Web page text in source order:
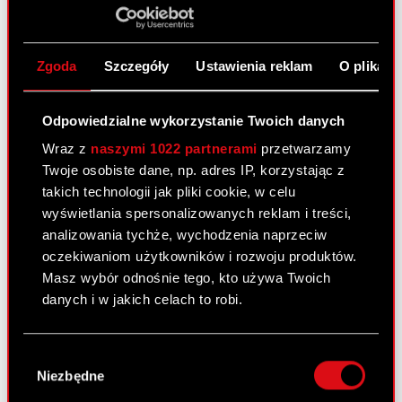
Zgoda Szczegóły Ustawienia reklam O
Odpowiedzialne wykorzystanie Twoich danych
Wraz z naszymi 1022 partnerami przetwarzamy
Twoje osobiste dane, np. adres IP, korzystając z
takich technologii jak pliki cookie, w celu
wyświetlania spersonalizowanych reklam i treści,
analizowania tychże, wychodzenia naprzeciw
oczekiwaniom użytkowników i rozwoju produktów.
Masz wybór odnośnie tego, kto używa Twoich
danych i w jakich celach to robi.
lokalizacji geograficznej z dokładnością nawet
zgody
Niezbędne
w Białymstoku i zajęcie wierzytelności.
Raport bieżący nr 2/2008
7 stycznia 2008 0:00
PDF
Terminy przekazywania raportów
okresowych w 2008 roku
Raport bieżący nr 1/2008
7 stycznia 2008 0:00
PDF Powołanie prokurenta samoistnego
Zobacz również: